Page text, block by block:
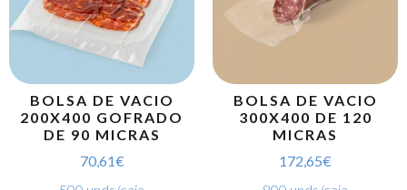
BOLSA DE VACIO
200X400 GOFRADO
DE 90 MICRAS
70,61€
BOLSA DE VACIO
300X400 DE 120
MICRAS
172,65€